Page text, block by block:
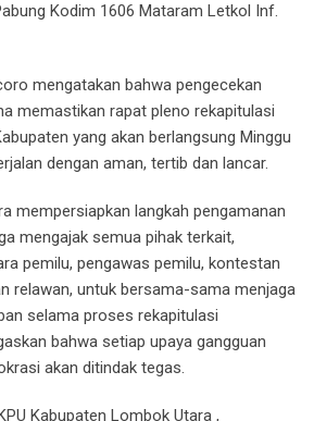
Kodim 1606 Mataram Letkol Inf.
mengatakan bahwa pengecekan
memastikan rapat pleno rekapitulasi
yang akan berlangsung Minggu
dengan aman, tertib dan lancar.
mempersiapkan langkah pengamanan
mengajak semua pihak terkait,
pemilu, pengawas pemilu, kontestan
relawan, untuk bersama-sama menjaga
selama proses rekapitulasi
bahwa setiap upaya gangguan
akan ditindak tegas.
Kabupaten Lombok Utara ,